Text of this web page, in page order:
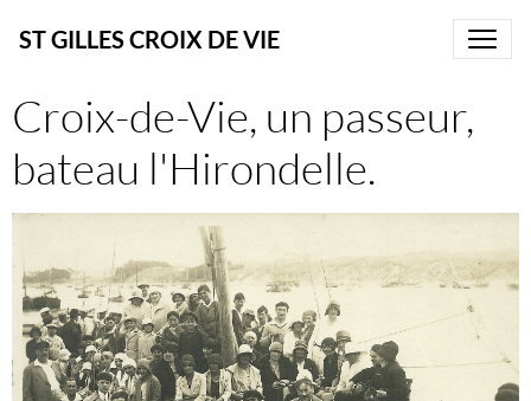
ST GILLES CROIX DE VIE
Croix-de-Vie, un passeur,
bateau l'Hirondelle.